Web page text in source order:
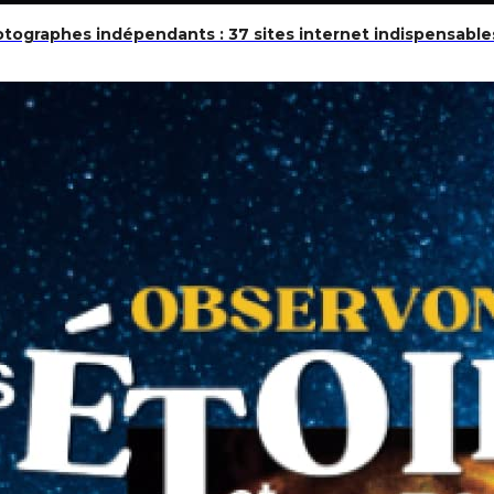
indépendants : 37 sites internet